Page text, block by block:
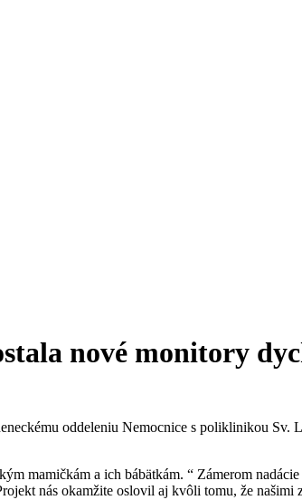
nové monitory
oddeleniu Nemocnice s poliklinikou Sv.
mamičkám a ich bábätkám. “ Zámerom
nás okamžite oslovil aj kvôli tomu, že